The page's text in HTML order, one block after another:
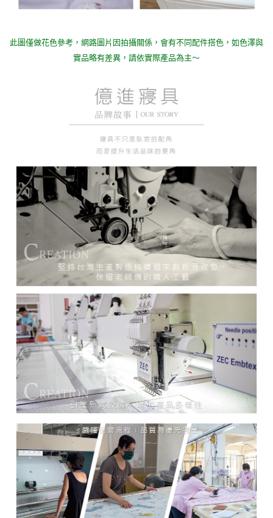
此圖僅做花色參考， 網路圖片因拍攝關係，會有不同配件搭色，如色澤與
實品略有差異，請依實際產品為主～